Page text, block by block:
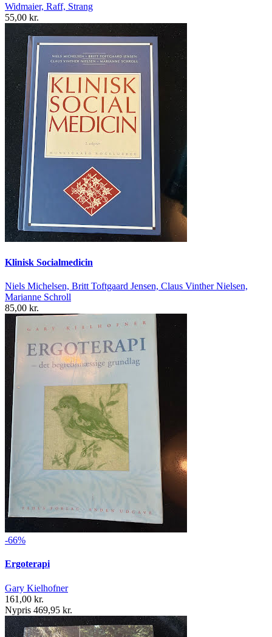
Widmaier, Raff, Strang
55,00 kr.
Klinisk Socialmedicin
Niels Michelsen, Britt Toftgaard Jensen, Claus Vinther Nielsen,
Marianne Schroll
85,00 kr.
-66%
Ergoterapi
Gary Kielhofner
161,00 kr.
Nypris 469,95 kr.